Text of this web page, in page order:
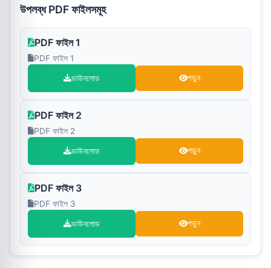
উপলব্ধ PDF ফাইলসমূহ
PDF ফাইল 1
PDF ফাইল 1
ডাউনলোড পড়ুন
PDF ফাইল 2
PDF ফাইল 2
ডাউনলোড পড়ুন
PDF ফাইল 3
PDF ফাইল 3
ডাউনলোড পড়ুন